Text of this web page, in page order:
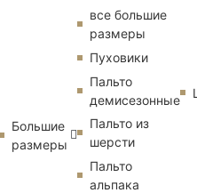
Большие
размеры
все большие
размеры
Пуховики
Пальто
демисезонные
Пальто из
шерсти
Пальто
альпака